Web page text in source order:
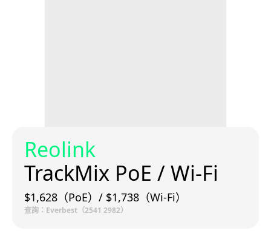
Reolink
TrackMix PoE / Wi-Fi
$1,628（PoE）/ $1,738（Wi-Fi）
查詢：Everbest（2541 2982）